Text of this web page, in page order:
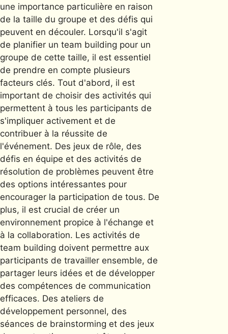
une importance particulière en raison
de la taille du groupe et des défis qui
peuvent en découler. Lorsqu'il s'agit
de planifier un team building pour un
groupe de cette taille, il est essentiel
de prendre en compte plusieurs
facteurs clés. Tout d'abord, il est
important de choisir des activités qui
permettent à tous les participants de
s'impliquer activement et de
contribuer à la réussite de
l'événement. Des jeux de rôle, des
défis en équipe et des activités de
résolution de problèmes peuvent être
des options intéressantes pour
encourager la participation de tous. De
plus, il est crucial de créer un
environnement propice à l'échange et
à la collaboration. Les activités de
team building doivent permettre aux
participants de travailler ensemble, de
partager leurs idées et de développer
des compétences de communication
efficaces. Des ateliers de
développement personnel, des
séances de brainstorming et des jeux